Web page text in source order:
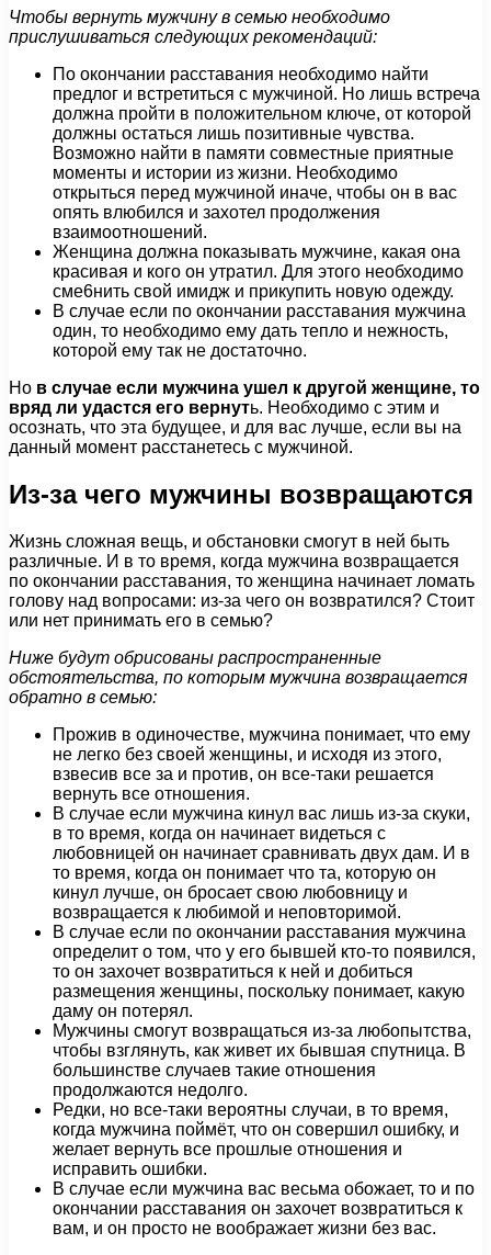
Чтобы вернуть мужчину в семью необходимо
прислушиваться следующих рекомендаций:
По окончании расставания необходимо найти
предлог и встретиться с мужчиной. Но лишь встреча
должна пройти в положительном ключе, от которой
должны остаться лишь позитивные чувства.
Возможно найти в памяти совместные приятные
моменты и истории из жизни. Необходимо
открыться перед мужчиной иначе, чтобы он в вас
опять влюбился и захотел продолжения
взаимоотношений.
Женщина должна показывать мужчине, какая она
красивая и кого он утратил. Для этого необходимо
сме6нить свой имидж и прикупить новую одежду.
В случае если по окончании расставания мужчина
один, то необходимо ему дать тепло и нежность,
которой ему так не достаточно.
Но в случае если мужчина ушел к другой женщине, то
вряд ли удастся его вернуть. Необходимо с этим и
осознать, что эта будущее, и для вас лучше, если вы на
данный момент расстанетесь с мужчиной.
Из-за чего мужчины возвращаются
Жизнь сложная вещь, и обстановки смогут в ней быть
различные. И в то время, когда мужчина возвращается
по окончании расставания, то женщина начинает ломать
голову над вопросами: из-за чего он возвратился? Стоит
или нет принимать его в семью?
Ниже будут обрисованы распространенные
обстоятельства, по которым мужчина возвращается
обратно в семью:
Прожив в одиночестве, мужчина понимает, что ему
не легко без своей женщины, и исходя из этого,
взвесив все за и против, он все-таки решается
вернуть все отношения.
В случае если мужчина кинул вас лишь из-за скуки,
в то время, когда он начинает видеться с
любовницей он начинает сравнивать двух дам. И в
то время, когда он понимает что та, которую он
кинул лучше, он бросает свою любовницу и
возвращается к любимой и неповторимой.
В случае если по окончании расставания мужчина
определит о том, что у его бывшей кто-то появился,
то он захочет возвратиться к ней и добиться
размещения женщины, поскольку понимает, какую
даму он потерял.
Мужчины смогут возвращаться из-за любопытства,
чтобы взглянуть, как живет их бывшая спутница. В
большинстве случаев такие отношения
продолжаются недолго.
Редки, но все-таки вероятны случаи, в то время,
когда мужчина поймёт, что он совершил ошибку, и
желает вернуть все прошлые отношения и
исправить ошибки.
В случае если мужчина вас весьма обожает, то и по
окончании расставания он захочет возвратиться к
вам, и он просто не воображает жизни без вас.